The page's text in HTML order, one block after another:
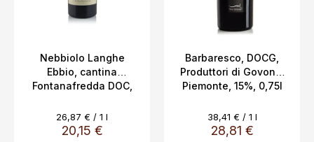
Nebbiolo Langhe
Ebbio, cantina
Fontanafredda DOC,
20,15 €
Evaluare
preţ:
26,87 € / 1 l
Barbaresco, DOCG,
Produttori di Govone,
Piemonte, 15%, 0,75l
28,81 €
Evaluare
preţ:
38,41 € / 1 l